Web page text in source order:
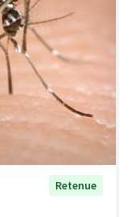
Retenue